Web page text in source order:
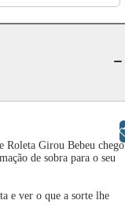
Roleta Girou Bebeu
de sobra para o seu
e ver o que a sorte lhe